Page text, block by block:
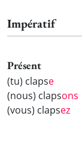
Impératif
Présent
(tu) clapse
(nous) clapsons
(vous) clapsez